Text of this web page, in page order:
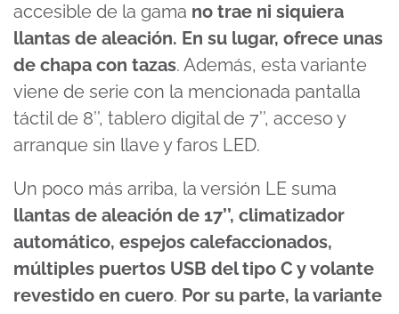
accesible de la gama no trae ni siquiera
llantas de aleación. En su lugar, ofrece unas
de chapa con tazas. Además, esta variante
viene de serie con la mencionada pantalla
táctil de 8’’, tablero digital de 7’’, acceso y
arranque sin llave y faros LED.
Un poco más arriba, la versión LE suma
llantas de aleación de 17’’, climatizador
automático, espejos calefaccionados,
múltiples puertos USB del tipo C y volante
revestido en cuero. Por su parte, la variante